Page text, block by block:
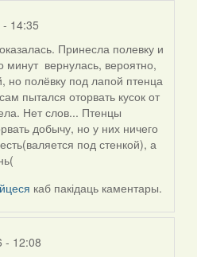
14:35
Принесла полевку и
минут вернулась, вероятно,
полёвку под лапой птенца
пытался оторвать кусок от
Нет слов... Птенцы
добычу, но у них ничего
под стенкой), а
каб пакідаць каментары.
- 12:08